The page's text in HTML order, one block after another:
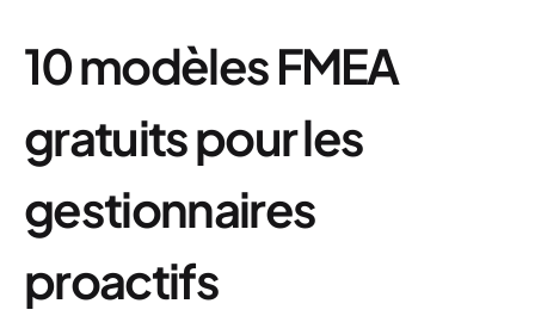
10 modèles FMEA
gratuits pour les
gestionnaires
proactifs